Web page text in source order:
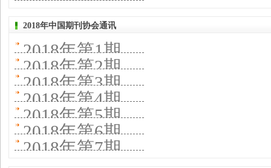
2018年中国期刊协会通讯
2018年第1期
2018年第2期
2018年第3期
2018年第4期
2018年第5期
2018年第6期
2018年第7期